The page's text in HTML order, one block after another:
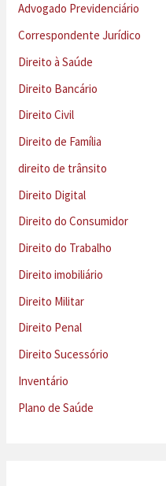
Advogado Previdenciário
Correspondente Jurídico
Direito à Saúde
Direito Bancário
Direito Civil
Direito de Família
direito de trânsito
Direito Digital
Direito do Consumidor
Direito do Trabalho
Direito imobiliário
Direito Militar
Direito Penal
Direito Sucessório
Inventário
Plano de Saúde